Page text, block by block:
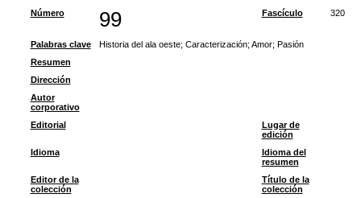
Número 99 Fascículo 320
Palabras clave Historia del ala oeste; Caracterización; Amor; Pasión
Resumen
Dirección
Autor
corporativo
Editorial
Lugar de
edición
Idioma
Idioma del
resumen
Editor de la
colección
Título de la
colección